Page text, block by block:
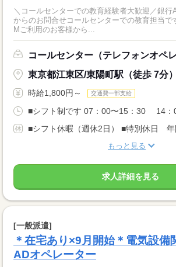
＼コールセンターでの教育経験者大歓迎／銀行
からのお問合せコールセンターでの教育担当で
Mご利用のお客様から...
コールセンター（テレフォンオペレ
東京都江東区/東陽町駅（徒歩 7分）
時給1,800円～ 交通費一部支給
■シフト制です 07：00〜15：30 14：
■シフト休暇（週休2日） ■特別休日 年
もっと見る
求人詳細を見る
[一般派遣]
＊在宅あり×9月開始＊電気設備
ADオペレーター